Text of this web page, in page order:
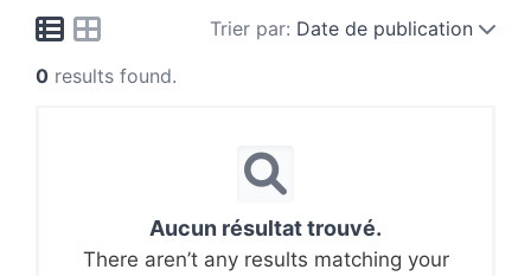
Trier par: Date de publication
0 results found.
Aucun résultat trouvé.
There aren’t any results matching your